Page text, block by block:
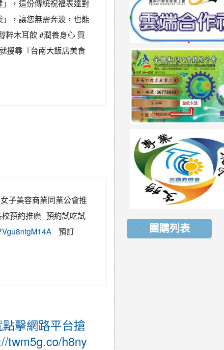
，這份傳統祝福表達對
，讓您無需奔波，也能
粹木耳飲 #潤養身心 買
搜尋『台南大飯店美食
子美容商業同業公會推
校預約推廣 預約試吃試
預訂
擊網路平台搶
twm5g.co/h8ny
團購列表